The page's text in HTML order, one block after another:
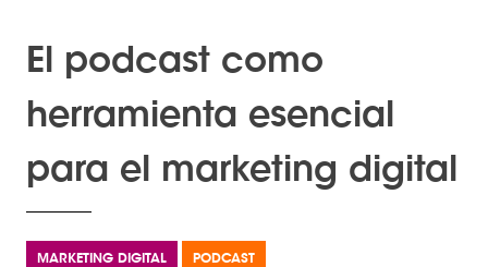
El podcast como
herramienta esencial
para el marketing digital
MARKETING DIGITAL PODCAST